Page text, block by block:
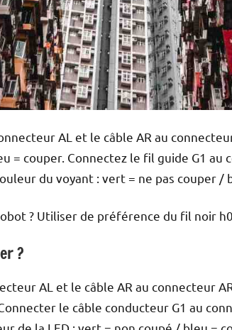
AL et le câble AR au
= couper. Connectez le fil guide G1 au
du voyant : vert = ne pas couper /
? Utiliser de préférence du fil noir
?
AL et le câble AR au connecteur
le câble conducteur G1 au